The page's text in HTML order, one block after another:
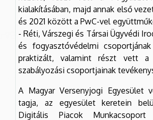
kialakításában, majd annak első
és 2021 között a PwC-vel
- Réti, Várszegi és Társai Ügyvédi
és fogyasztóvédelmi
praktizált, valamint részt vett a
szabályozási csoportjainak
A Magyar Versenyjogi Egyesület
tagja, az egyesület keretein
Digitális Piacok